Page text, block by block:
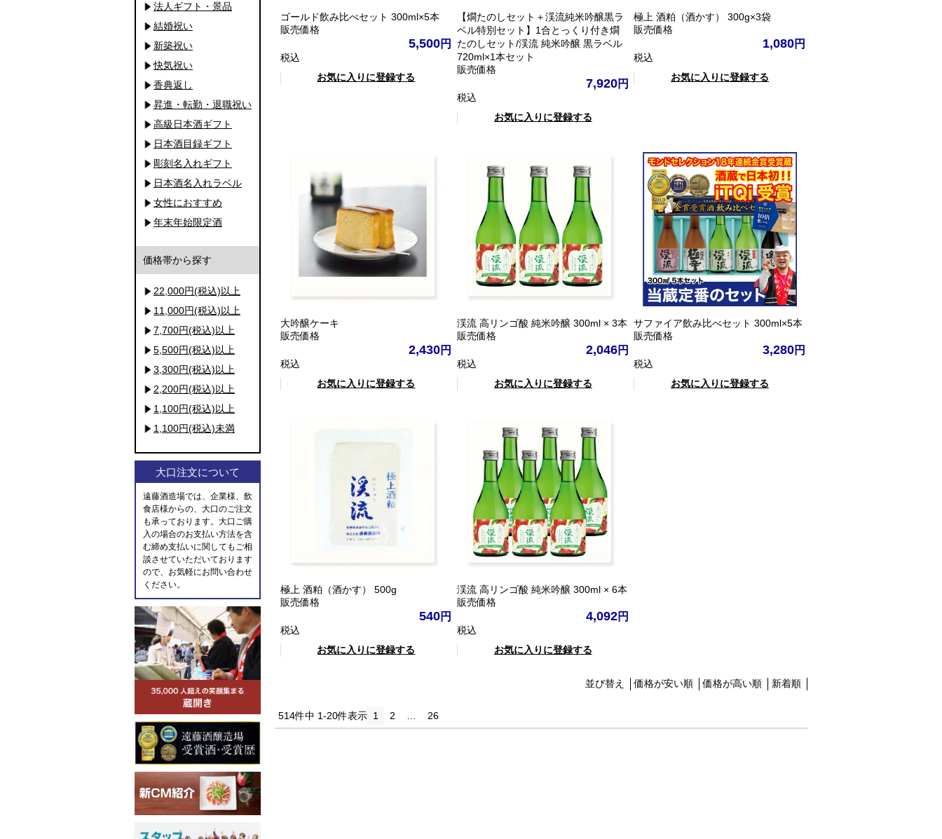
法人ギフト・景品
結婚祝い
新築祝い
快気祝い
香典返し
昇進・転勤・退職祝い
高級日本酒ギフト
日本酒目録ギフト
彫刻名入れギフト
日本酒名入れラベル
女性におすすめ
年末年始限定酒
価格帯から探す
22,000円(税込)以上
11,000円(税込)以上
7,700円(税込)以上
5,500円(税込)以上
3,300円(税込)以上
2,200円(税込)以上
1,100円(税込)以上
1,100円(税込)未満
大口注文について
遠藤酒造場では、企業様、飲
食店様からの、大口のご注文
も承っております。大口ご購
入の場合のお支払い方法を含
む締め支払いに関してもご相
談させていただいております
ので、お気軽にお問い合わせ
ください。
ゴールド飲み比べセット 300ml×5本
販売価格
5,500
税込
お気に入りに登録する
【燗たのしセット＋渓流純米吟醸黒ラ
ベル特別セット】1合とっくり付き燗
たのしセット/渓流 純米吟醸 黒ラベル
720ml×1本セット
販売価格
7,920
税込
お気に入りに登録する
極上 酒粕（酒かす） 300g×3袋
販売価格
1,080
税込
お気に入りに登録する
大吟醸ケーキ
販売価格
2,430
税込
お気に入りに登録する
渓流 高リンゴ酸 純米吟醸 300ml × 3本
販売価格
2,046
税込
お気に入りに登録する
サファイア飲み比べセット 300ml×5本
販売価格
3,280
税込
お気に入りに登録する
極上 酒粕（酒かす） 500g
販売価格
540
税込
お気に入りに登録する
渓流 高リンゴ酸 純米吟醸 300ml × 6本
販売価格
4,092
税込
お気に入りに登録する
並び替え 価格が安い順 価格が高い順 新着順
514件中 1-20件表示 1 2 … 26